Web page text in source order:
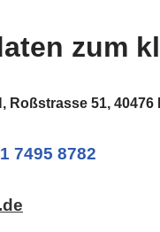
zum
Roßstrasse 51,
7495 8782